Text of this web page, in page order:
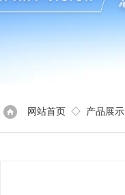
网站首页 ◇ 产品展示